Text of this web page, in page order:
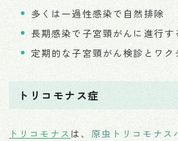
多くは一過性感染で自然排除
長期感染で子宮頸がんに進行す
定期的な子宮頸がん検診とワ
トリコモナス症
トリコモナス は、 原虫トリコモナス